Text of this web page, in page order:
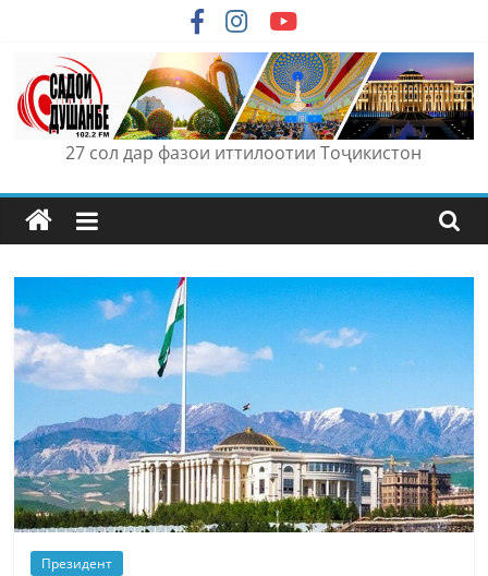
content
27 сол дар фазои иттилоотии Тоҷикистон
Президент